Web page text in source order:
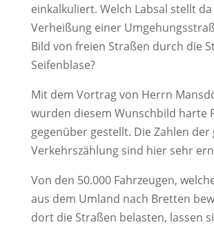
einkalkuliert. Welch Labsal stellt
Verheißung einer
Bild von freien Straßen durch die
Seifenblase?
Mit dem Vortrag von Herrn
wurden diesem Wunschbild harte
gegenüber gestellt. Die Zahlen der
Verkehrszählung sind hier sehr
Von den 50.000 Fahrzeugen,
aus dem Umland nach Bretten
dort die Straßen belasten, lassen